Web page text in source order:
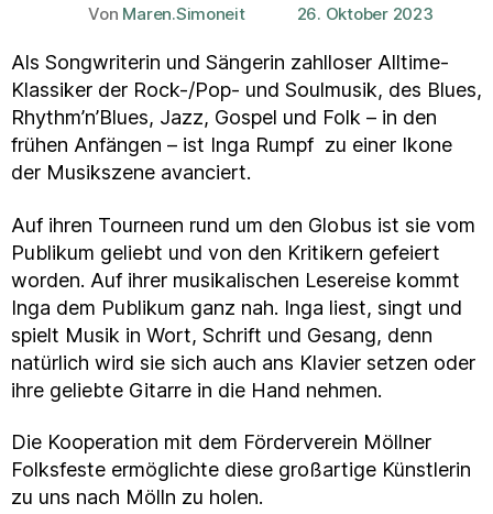
Beitragsautor
Von Maren.Simoneit Veröffentlichungsdatum
26. Oktober 2023
Als Songwriterin und Sängerin zahlloser Alltime-
Klassiker der Rock-/Pop- und Soulmusik, des Blues,
Rhythm’n’Blues, Jazz, Gospel und Folk – in den
frühen Anfängen – ist Inga Rumpf zu einer Ikone
der Musikszene avanciert.
Auf ihren Tourneen rund um den Globus ist sie vom
Publikum geliebt und von den Kritikern gefeiert
worden. Auf ihrer musikalischen Lesereise kommt
Inga dem Publikum ganz nah. Inga liest, singt und
spielt Musik in Wort, Schrift und Gesang, denn
natürlich wird sie sich auch ans Klavier setzen oder
ihre geliebte Gitarre in die Hand nehmen.
Die Kooperation mit dem Förderverein Möllner
Folksfeste ermöglichte diese großartige Künstlerin
zu uns nach Mölln zu holen.